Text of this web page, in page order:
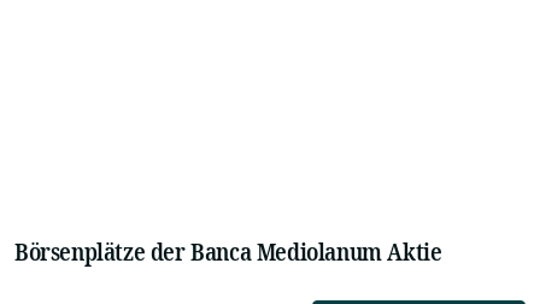
Börsenplätze der Banca Mediolanum Aktie